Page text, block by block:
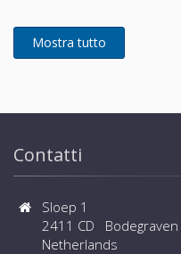
Contatti
Sloep 1
2411 CD Bodegraven
Netherlands